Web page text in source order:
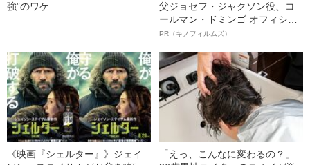
強”のワケ
父ジョセフ・ジャクソン役、コ
ールマン・ドミンゴ オフィシャ
ルインタビュー“観客を魅了した
語る”《日本興収70億円突破》
PR（キノフィルムズ）
《映画『シェルター』》ジェイ
「えっ、こんなに変わるの？」